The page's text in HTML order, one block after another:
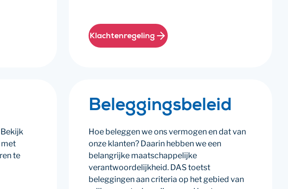
Klachtenregeling
met
te
Beleggingsbeleid
Hoe beleggen we ons vermogen en dat van
onze klanten? Daarin hebben we een
belangrijke maatschappelijke
verantwoordelijkheid. DAS toetst
beleggingen aan criteria op het gebied van